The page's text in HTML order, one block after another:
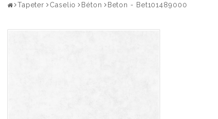
Tapeter Caselio Béton Beton - Bet101489000